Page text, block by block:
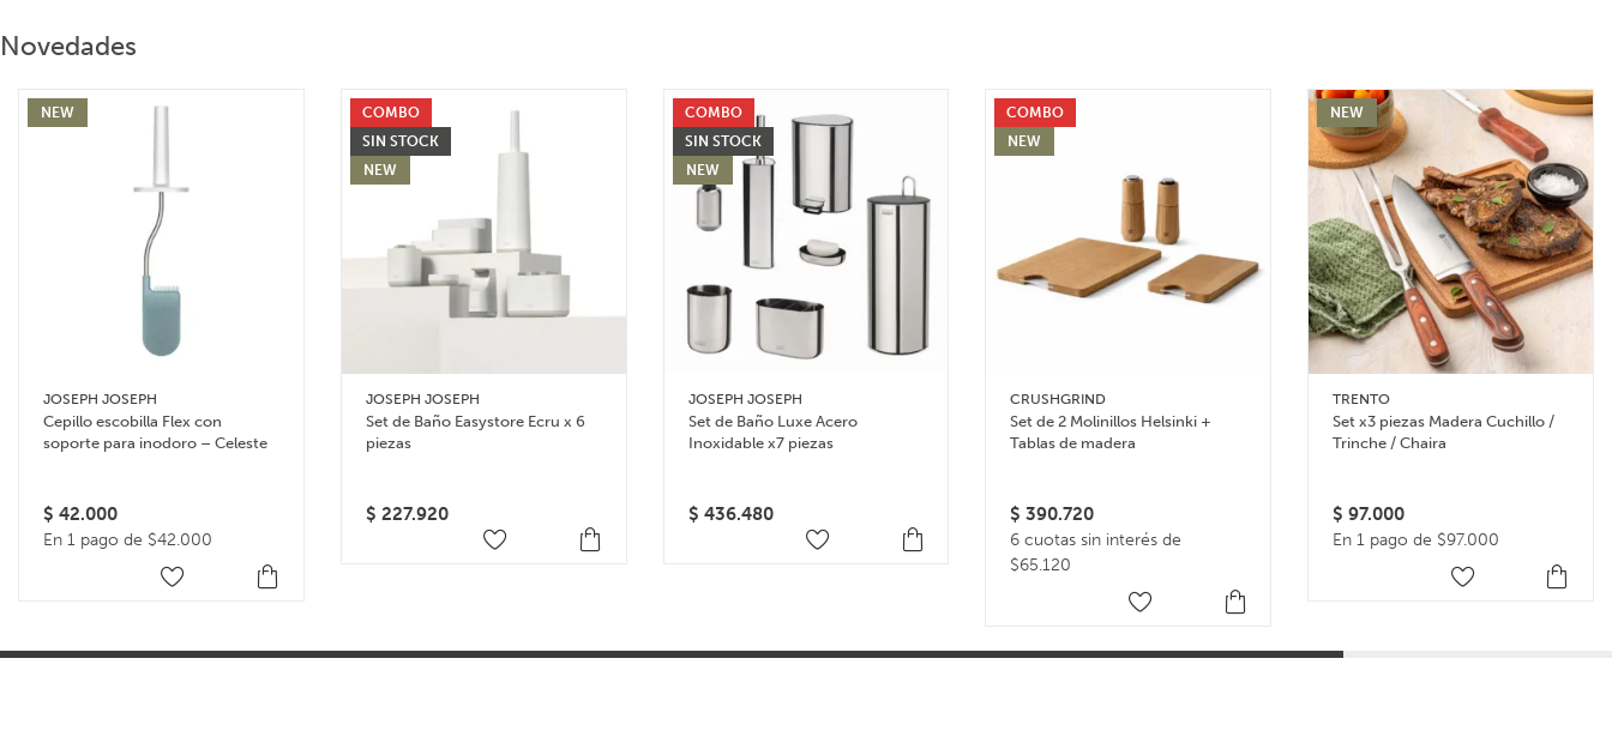
Novedades
NEW
JOSEPH JOSEPH
Cepillo escobilla Flex con
soporte para inodoro – Celeste
$ 42.000
En 1 pago de $42.000
COMBO
SIN STOCK
NEW
JOSEPH JOSEPH
Set de Baño Easystore Ecru x 6
piezas
$ 227.920
COMBO
SIN STOCK
NEW
JOSEPH JOSEPH
Set de Baño Luxe Acero
Inoxidable x7 piezas
$ 436.480
COMBO
NEW
CRUSHGRIND
Set de 2 Molinillos Helsinki +
Tablas de madera
$ 390.720
6 cuotas sin interés de
$65.120
NEW
TRENTO
Set x3 piezas Madera Cuchillo /
Trinche / Chaira
$ 97.000
En 1 pago de $97.000